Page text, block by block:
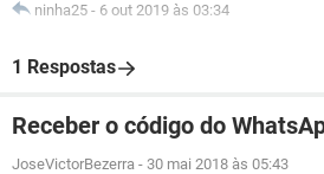
ninha25 - 6 out 2019 às 03:34
1 Respostas
Receber o código do
JoseVictorBezerra - 30 mai 2018 às 05:43